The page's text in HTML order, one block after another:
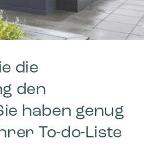
die
den
haben genug
To-do-Liste